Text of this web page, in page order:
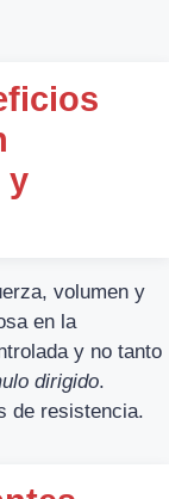
y
volumen y
en la
y no tanto
dirigido.
de resistencia.